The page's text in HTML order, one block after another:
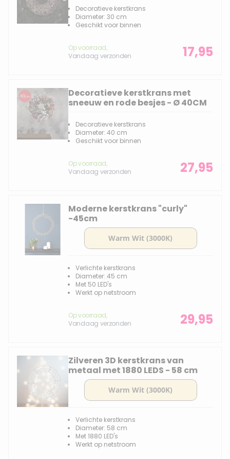
Decoratieve kerstkrans
Diameter: 30 cm
Geschikt voor binnen
Op voorraad,
Vandaag verzonden
17,95
Decoratieve kerstkrans met
sneeuw en rode besjes - Ø 40CM
Decoratieve kerstkrans
Diameter: 40 cm
Geschikt voor binnen
Op voorraad,
Vandaag verzonden
27,95
Moderne kerstkrans "curly"
-45cm
Verlichte kerstkrans
Diameter: 45 cm
Met 50 LED's
Werkt op netstroom
Op voorraad,
Vandaag verzonden
29,95
Zilveren 3D kerstkrans van
metaal met 1880 LEDS - 58 cm
Verlichte kerstkrans
Diameter: 58 cm
Met 1880 LED's
Werkt op netstroom